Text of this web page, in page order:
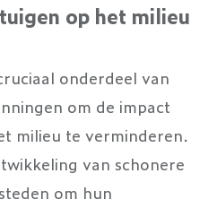
op het milieu
onderdeel van
om de impact
milieu te verminderen.
van schonere
om hun